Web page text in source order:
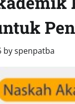
byspenpatba